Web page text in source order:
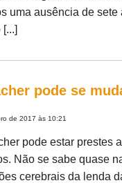
uma ausência de sete
pode se
de 2017 às 10:21
pode estar prestes
Não se sabe quase
cerebrais da lenda